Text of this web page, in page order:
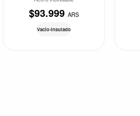
$93.999 ARS
Vacío-insulado